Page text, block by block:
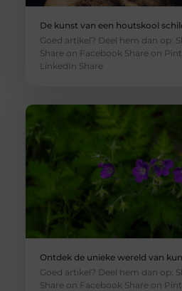
De kunst van een houtskool
Goed artikel? Deel hem dan op:
Share on Facebook Share on
LinkedIn Share
Ontdek de unieke wereld van
Goed artikel? Deel hem dan op:
Share on Facebook Share on